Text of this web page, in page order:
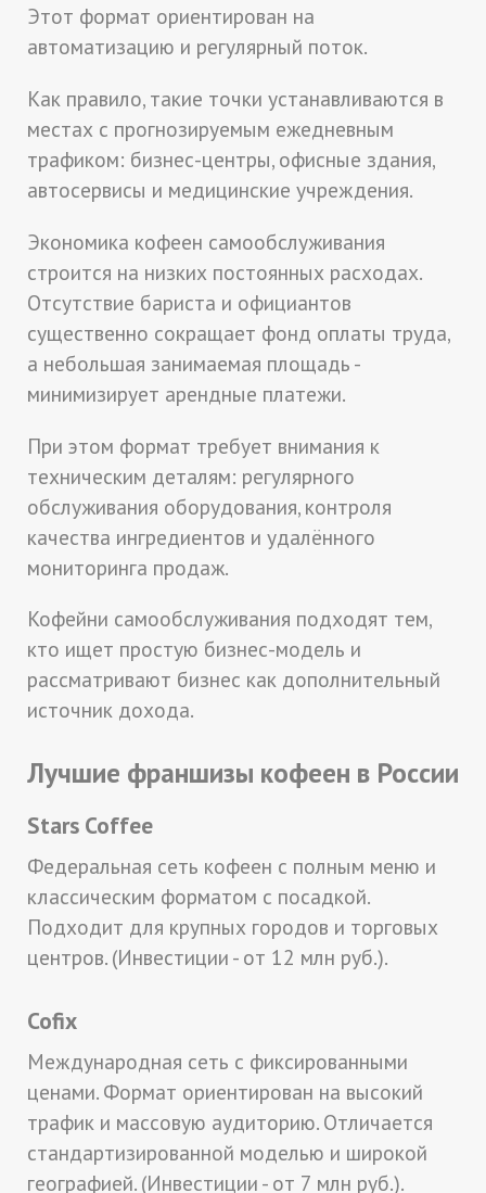
Этот формат ориентирован на
автоматизацию и регулярный поток.
Как правило, такие точки устанавливаются в
местах с прогнозируемым ежедневным
трафиком: бизнес-центры, офисные здания,
автосервисы и медицинские учреждения.
Экономика кофеен самообслуживания
строится на низких постоянных расходах.
Отсутствие бариста и официантов
существенно сокращает фонд оплаты труда,
а небольшая занимаемая площадь -
минимизирует арендные платежи.
При этом формат требует внимания к
техническим деталям: регулярного
обслуживания оборудования, контроля
качества ингредиентов и удалённого
мониторинга продаж.
Кофейни самообслуживания подходят тем,
кто ищет простую бизнес-модель и
рассматривают бизнес как дополнительный
источник дохода.
Лучшие франшизы кофеен в России
Stars Coffee
Федеральная сеть кофеен с полным меню и
классическим форматом с посадкой.
Подходит для крупных городов и торговых
центров. (Инвестиции - от 12 млн руб.).
Cofix
Международная сеть с фиксированными
ценами. Формат ориентирован на высокий
трафик и массовую аудиторию. Отличается
стандартизированной моделью и широкой
географией. (Инвестиции - от 7 млн руб.).